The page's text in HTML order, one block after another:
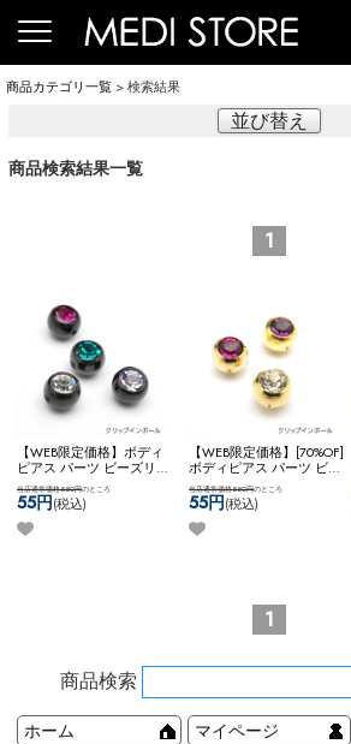
商品カテゴリ一覧 > 検索結果
並び替え
商品検索結果一覧
1
【WEB限定価格】ボディ
ピアス パーツ ビーズリン
グ ジュエル 付け替え用
アレンジ カスタム コーデ
ィネート 黒 ブラック ネ
コポスOK
当店通常価格550円のところ
55円(税込)
【WEB限定価格】[70%OF]
ボディピアス パーツ ビー
ズリング 付け替え用 ジュ
エル カスタム アレンジ
コーディネート ネコポス
OK
当店通常価格550円のところ
55円(税込)
1
商品検索
ホーム マイページ